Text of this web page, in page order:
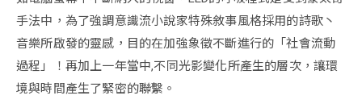
手法中，為了強調意識流小說家特殊敘事風格採用的詩歌丶
音樂所啟發的靈感，目的在加強象徵不斷進行的「社會流動
過程」！再加上一年當中,不同光影變化所產生的層次，讓環
境與時間產生了緊密的聯繫。